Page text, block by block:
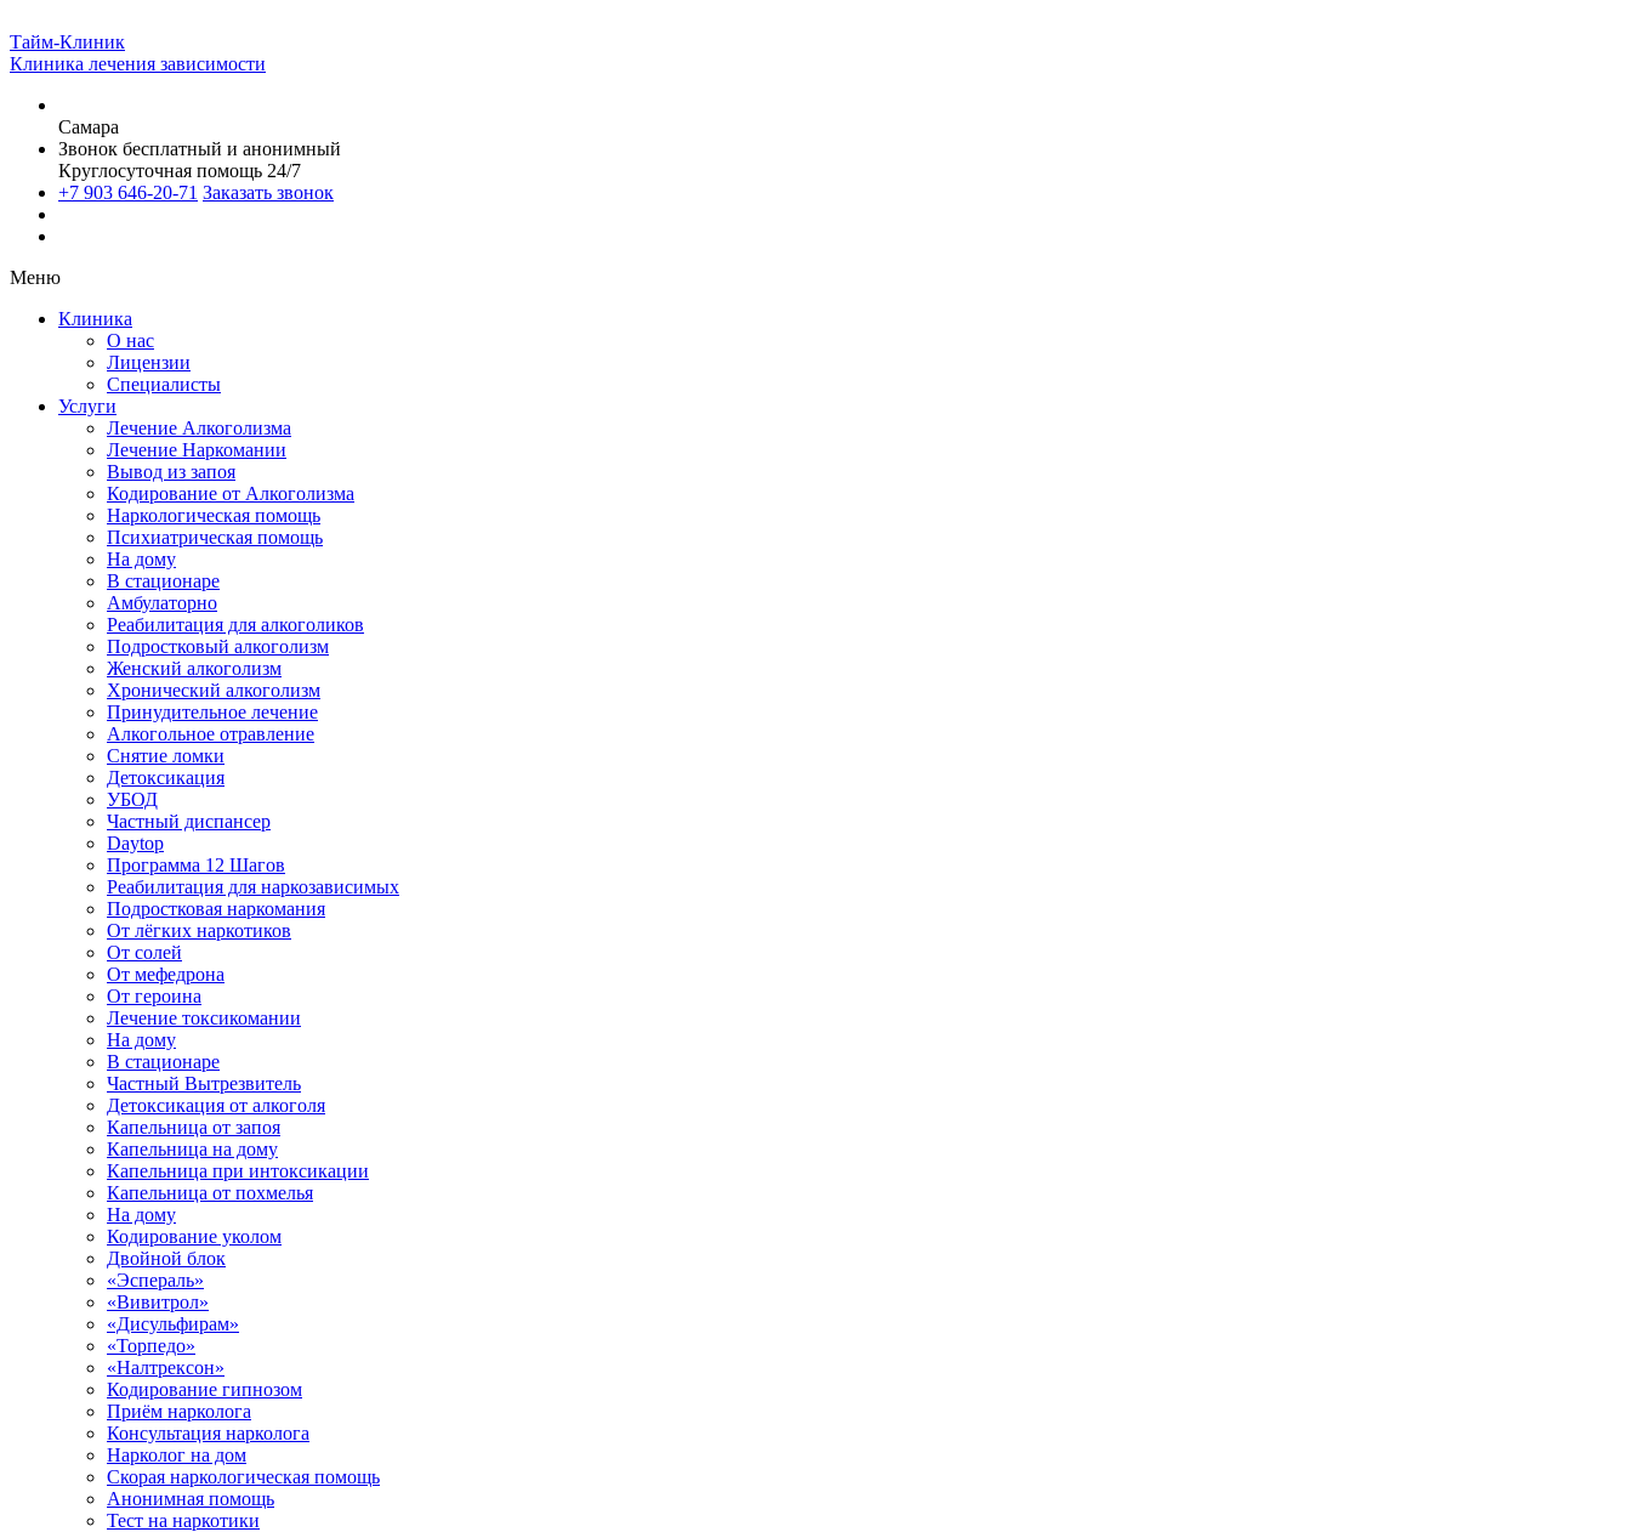
Тайм-Клиник
Клиника лечения зависимости
Самара
Звонок бесплатный и анонимный
Круглосуточная помощь 24/7
+7 903 646-20-71 Заказать звонок
Меню
Клиника
О нас
Лицензии
Специалисты
Услуги
Лечение Алкоголизма
Лечение Наркомании
Вывод из запоя
Кодирование от Алкоголизма
Наркологическая помощь
Психиатрическая помощь
На дому
В стационаре
Амбулаторно
Реабилитация для алкоголиков
Подростковый алкоголизм
Женский алкоголизм
Хронический алкоголизм
Принудительное лечение
Алкогольное отравление
Снятие ломки
Детоксикация
УБОД
Частный диспансер
Daytop
Программа 12 Шагов
Реабилитация для наркозависимых
Подростковая наркомания
От лёгких наркотиков
От солей
От мефедрона
От героина
Лечение токсикомании
На дому
В стационаре
Частный Вытрезвитель
Детоксикация от алкоголя
Капельница от запоя
Капельница на дому
Капельница при интоксикации
Капельница от похмелья
На дому
Кодирование уколом
Двойной блок
«Эспераль»
«Вивитрол»
«Дисульфирам»
«Торпедо»
«Налтрексон»
Кодирование гипнозом
Приём нарколога
Консультация нарколога
Нарколог на дом
Скорая наркологическая помощь
Анонимная помощь
Тест на наркотики